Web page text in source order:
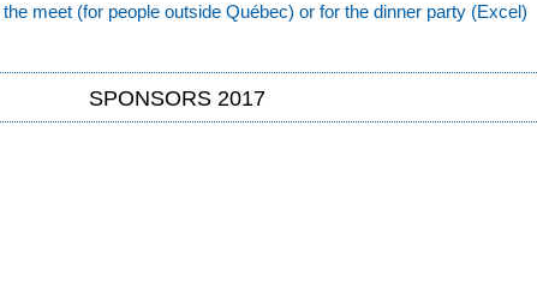
meet (for people outside Québec) or for the dinner party (Excel)
SPONSORS 2017